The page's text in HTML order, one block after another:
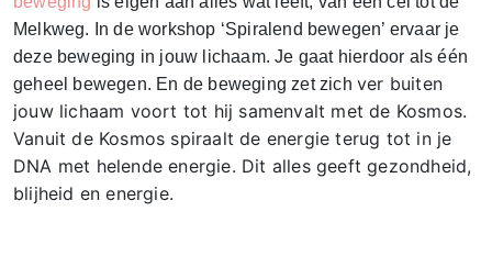
Melkweg. In de workshop ‘Spiralend bewegen’ ervaar je
deze beweging in jouw lichaam. Je gaat hierdoor als één
geheel bewegen. En de beweging zet zichver buiten
jouw lichaam voort tot hij samenvalt met de Kosmos.
Vanuit de Kosmos spiraalt de energie terug tot in je
DNA met helende energie. Dit alles geeft gezondheid,
blijheid en energie.